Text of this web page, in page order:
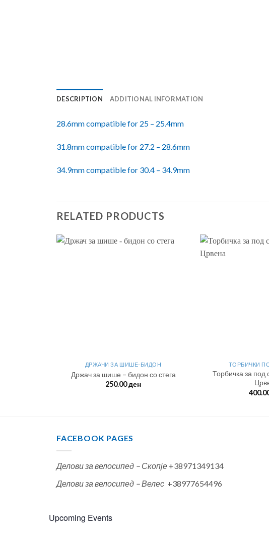
DESCRIPTION ADDITIONAL INFORMATION
28.6mm compatible for 25 – 25.4mm
31.8mm compatible for 27.2 – 28.6mm
34.9mm compatible for 30.4 – 34.9mm
RELATED PRODUCTS
ДРЖАЧИ ЗА ШИШЕ-БИДОН
Држач за шише – бидон со стега
250.00ден
ТОРБИЧКИ
Торбичка за
FACEBOOK PAGES
Делови за велосипед – Скопје +38971349134
Делови за велосипед – Велес +38977654496
Upcoming Events